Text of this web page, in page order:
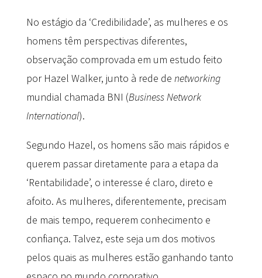
No estágio da ‘Credibilidade’, as mulheres e os
homens têm perspectivas diferentes,
observação comprovada em um estudo feito
por Hazel Walker, junto à rede de networking
mundial chamada BNI (Business Network
International).
Segundo Hazel, os homens são mais rápidos e
querem passar diretamente para a etapa da
‘Rentabilidade’, o interesse é claro, direto e
afoito. As mulheres, diferentemente, precisam
de mais tempo, requerem conhecimento e
confiança. Talvez, este seja um dos motivos
pelos quais as mulheres estão ganhando tanto